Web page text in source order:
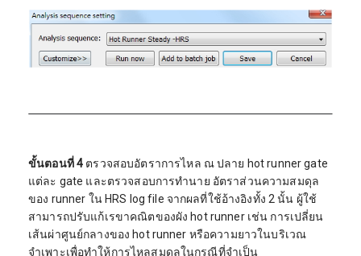
ขั้นตอนที่ 4 ตรวจสอบอัตราการไหล ณ ปลาย hot runner gate
แต่ละ gate และตรวจสอบการทำนาย อัตราส่วนความสมดุล
ของ runner ใน HRS log file จากผลที่ใช้อ้างอิงทั้ง 2 นั้น ผู้ใช้
สามารถปรับแก้เรขาคณิตของผัง hot runner เช่น การเปลี่ยน
เส้นผ่าศูนย์กลางของ hot runner หรือความยาวในบริเวณ
จำเพาะเพื่อทำให้การไหลสมดุลในกรณีที่จำเป็น